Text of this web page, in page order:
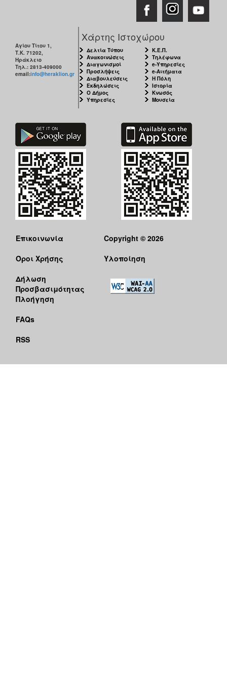
Αγίου Τίτου 1,
Τ.Κ. 71202,
Ηράκλειο
Τηλ.: 2813-409000
email:info@heraklion.gr
Χάρτης Ιστοχώρου
Δελτία Τύπου
Ανακοινώσεις
Διαγωνισμοί
Προσλήψεις
Διαβουλεύσεις
Εκδηλώσεις
Ο Δήμος
Υπηρεσίες
Κ.Ε.Π.
Τηλέφωνα
e-Υπηρεσίες
e-Αιτήματα
Η Πόλη
Ιστορία
Κνωσός
Μουσεία
Επικοινωνία
Όροι Χρήσης
Δήλωση
Προσβασιμότητας
Πλοήγηση
FAQs
RSS
Copyright © 2026
Υλοποίηση